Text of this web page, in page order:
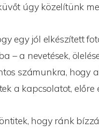
úgy közelítünk
egy jól elkészített
– a nevetések,
számunkra, hogy
a kapcsolatot,
hogy ránk